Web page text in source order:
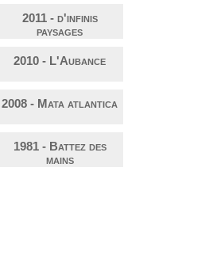
2011 - d'infinis
paysages
2010 - L'Aubance
2008 - Mata atlantica
1981 - Battez des
mains